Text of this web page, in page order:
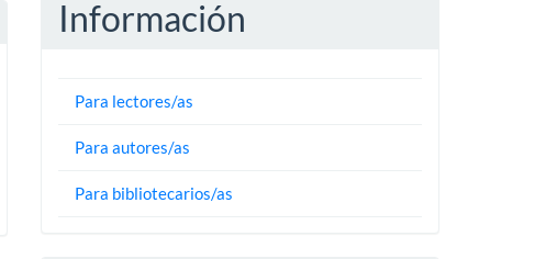
Información
Para lectores/as
Para autores/as
Para bibliotecarios/as